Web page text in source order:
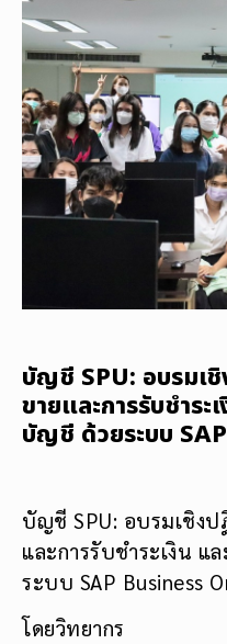
บัญชี SPU: อบรมเชิ
ขายและการรับชำระ
บัญชี ด้วยระบบ
บัญชี SPU: อบรมเชิง
และการรับชำระเงิน แ
ระบบ SAP Business
โดยวิทยากร